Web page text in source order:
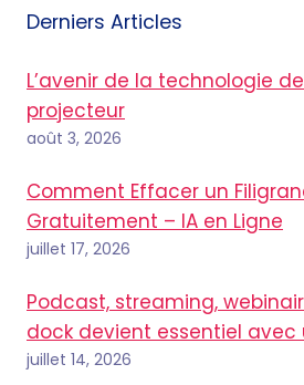
Derniers Articles
L’avenir de la technologie
projecteur
août 3, 2026
Comment Effacer un
Gratuitement – IA en Ligne
juillet 17, 2026
Podcast, streaming,
dock devient essentiel avec
juillet 14, 2026